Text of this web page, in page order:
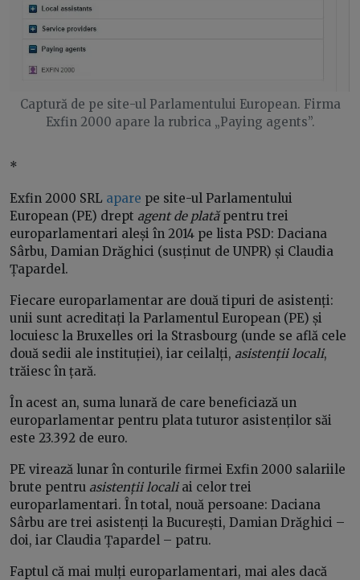
Captură de pe site-ul Parlamentului European. Firma
Exfin 2000 apare la rubrica „Paying agents”.
*
Exfin 2000 SRL apare pe site-ul Parlamentului
European (PE) drept agent de platăpentru trei
europarlamentari aleși în 2014 pe lista PSD: Daciana
Sârbu, Damian Drăghici (susținut de UNPR) și Claudia
Țapardel.
Fiecare europarlamentar are două tipuri de asistenți:
unii sunt acreditați la Parlamentul European (PE) și
locuiesc la Bruxelles ori la Strasbourg (unde se află cele
două sedii ale instituției), iar ceilalți, asistenții locali,
trăiesc în țară.
În acest an, suma lunară de care beneficiază un
europarlamentar pentru plata tuturor asistenților săi
este 23.392 de euro.
PE virează lunar în conturile firmei Exfin 2000 salariile
brute pentru asistenții localiai celor trei
europarlamentari. În total, nouă persoane: Daciana
Sârbu are trei asistenți la București, Damian Drăghici –
doi, iar Claudia Țapardel – patru.
Faptul că mai mulți europarlamentari, mai ales dacă